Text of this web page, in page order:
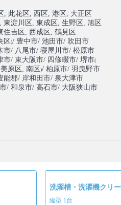
, 此花区 , 西区 , 港区 , 大正区
, 東淀川区 , 東成区 , 生野区 , 旭区
住吉区, 西成区 , 鶴見区
区)/ 豊中市/ 池田市/ 吹田市
市/ 八尾市/ 寝屋川市/ 松原市
市/ 東大阪市/ 四條畷市/ 堺市(
原区 , 南区)/ 柏原市/ 羽曳野市
能郡/ 岸和田市/ 泉大津市
/ 和泉市/ 高石市/ 大阪狭山市
洗濯槽・洗濯機クリ
縦型 1台